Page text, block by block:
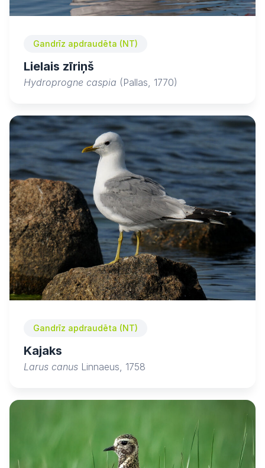
Gandrīz apdraudēta (NT)
Lielais zīriņš
Hydroprogne caspia (Pallas, 1770)
Gandrīz apdraudēta (NT)
Kajaks
Larus canus Linnaeus, 1758